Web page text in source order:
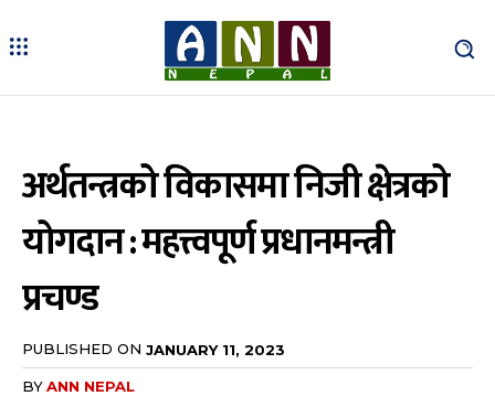
अर्थतन्त्रको विकासमा निजी क्षेत्रको
योगदान : महत्त्वपूर्ण प्रधानमन्त्री
प्रचण्ड
PUBLISHED ON JANUARY 11, 2023
BYANN NEPAL